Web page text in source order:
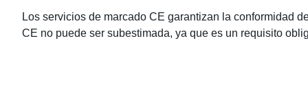
Los servicios de marcado CE garantizan la conformidad
CE no puede ser subestimada, ya que es un requisito